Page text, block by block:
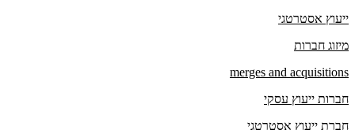
ייעוץ אסטרטגי
מיזוג חברות
merges and acquisitions
חברות ייעוץ עסקי
חברת ייעוץ אסטרטגי